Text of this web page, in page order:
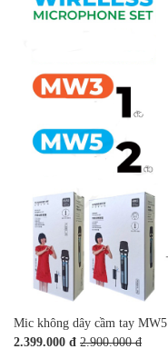
Mic không dây cầm tay MW5
2.399.000 đ 2.900.000 đ